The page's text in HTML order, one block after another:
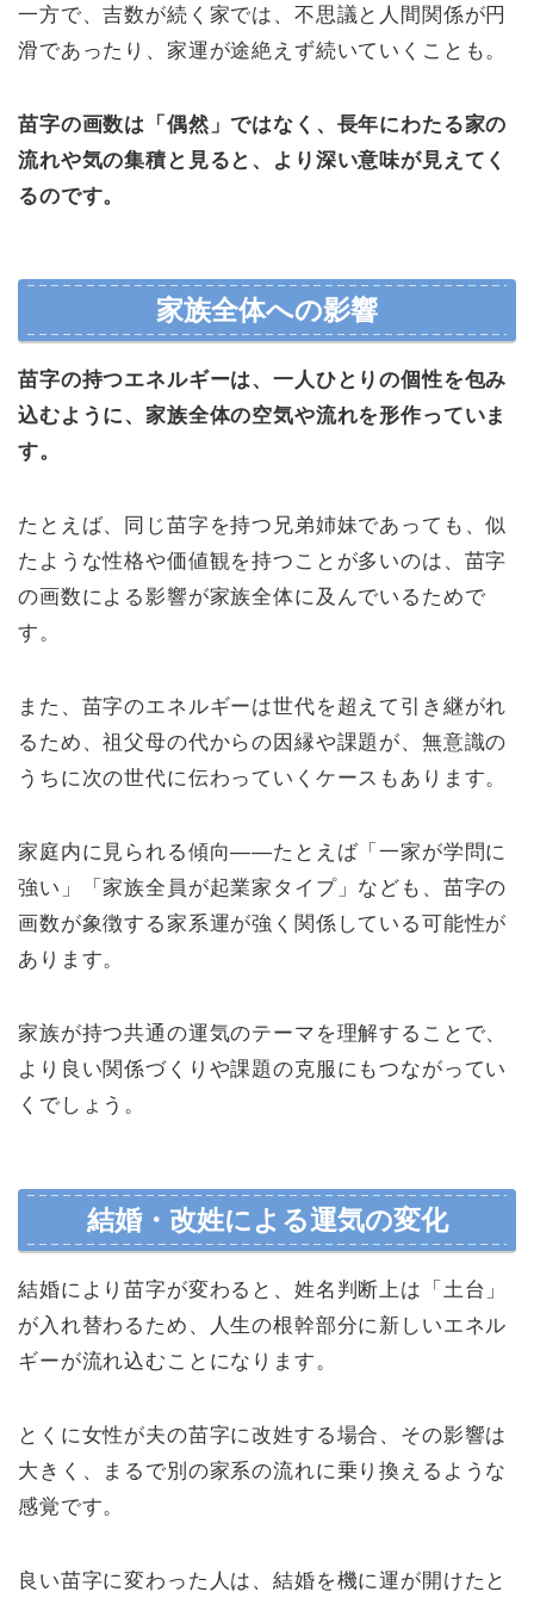
一方で、吉数が続く家では、不思議と人間関係が円
滑であったり、家運が途絶えず続いていくことも。
苗字の画数は「偶然」ではなく、長年にわたる家の
流れや気の集積と見ると、より深い意味が見えてく
るのです。
家族全体への影響
苗字の持つエネルギーは、一人ひとりの個性を包み
込むように、家族全体の空気や流れを形作っていま
す。
たとえば、同じ苗字を持つ兄弟姉妹であっても、似
たような性格や価値観を持つことが多いのは、苗字
の画数による影響が家族全体に及んでいるためで
す。
また、苗字のエネルギーは世代を超えて引き継がれ
るため、祖父母の代からの因縁や課題が、無意識の
うちに次の世代に伝わっていくケースもあります。
家庭内に見られる傾向――たとえば「一家が学問に
強い」「家族全員が起業家タイプ」なども、苗字の
画数が象徴する家系運が強く関係している可能性が
あります。
家族が持つ共通の運気のテーマを理解することで、
より良い関係づくりや課題の克服にもつながってい
くでしょう。
結婚・改姓による運気の変化
結婚により苗字が変わると、姓名判断上は「土台」
が入れ替わるため、人生の根幹部分に新しいエネル
ギーが流れ込むことになります。
とくに女性が夫の苗字に改姓する場合、その影響は
大きく、まるで別の家系の流れに乗り換えるような
感覚です。
良い苗字に変わった人は、結婚を機に運が開けたと